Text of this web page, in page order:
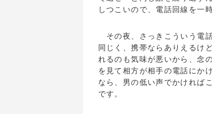
しつこいので、電話回線を一
その夜、さっきこういう電
同じく、携帯ならありえるけ
れるのも気味が悪いから、念
を見て相方が相手の電話にか
なら、男の低い声でかければ
です。